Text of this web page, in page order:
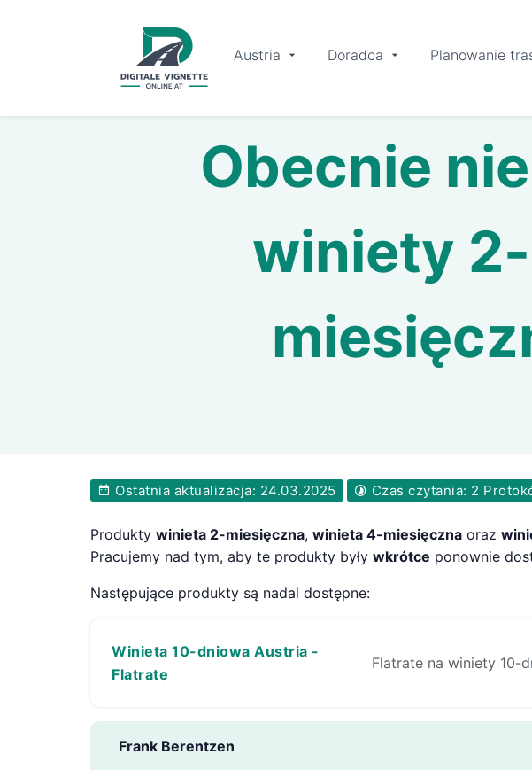
Austria Doradca Planowanie
Obecnie
winiety
Ostatnia aktualizacja: 24.03.2025 Czas czytania: 2
Produkty winieta 2-miesięczna, winieta 4-miesięczna oraz
Pracujemy nad tym, aby te produkty były wkrótce ponownie
Następujące produkty są nadal dostępne:
Winieta 10-dniowa Austria -
Flatrate
Flatrate na winiety 10-
Frank Berentzen